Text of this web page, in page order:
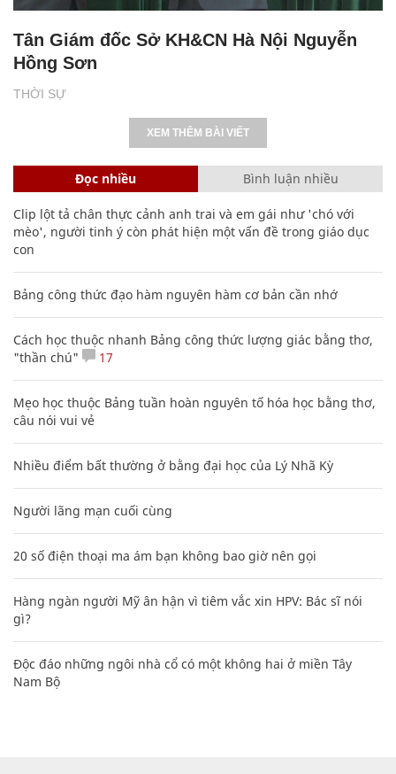
THỜI SỰ
Tân Giám đốc Sở KH&CN Hà Nội Nguyễn
Hồng Sơn
XEM THÊM BÀI VIẾT
Đọc nhiều Bình luận nhiều
Clip lột tả chân thực cảnh anh trai và em gái như 'chó với
mèo', người tinh ý còn phát hiện một vấn đề trong giáo dục
con
Bảng công thức đạo hàm nguyên hàm cơ bản cần nhớ
Cách học thuộc nhanh Bảng công thức lượng giác bằng thơ,
"thần chú"
17
Mẹo học thuộc Bảng tuần hoàn nguyên tố hóa học bằng thơ,
câu nói vui vẻ
Nhiều điểm bất thường ở bằng đại học của Lý Nhã Kỳ
Người lãng mạn cuối cùng
20 số điện thoại ma ám bạn không bao giờ nên gọi
Hàng ngàn người Mỹ ân hận vì tiêm vắc xin HPV: Bác sĩ nói
gì?
Độc đáo những ngôi nhà cổ có một không hai ở miền Tây
Nam Bộ